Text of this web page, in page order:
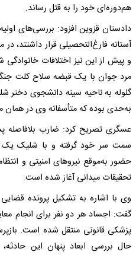
هم‌دوره‌ای خود را به قتل رساند.
دادستان قزوین افزود: بررسی‌های
آستانه فارغ‌التحصیلی قرار داشتند،
و پیش از این نیز اختلافات
مرد جوان با یک قبضه سلاح کلت
گلوله به ناحیه سینه دانشجوی
به‌حدی بوده که متأسفانه وی در
عسگری تصریح کرد: ضارب بلافاصله
سمت سر خود گرفته و با شلیک یک
حضور به‌موقع نیرو‌های امنیتی و
تحقیقات میدانی آغاز شده است.
وی با اشاره به تشکیل پرونده
گفت: اجساد هر دو نفر برای انجام
پزشکی قانونی منتقل شده است.
حال بررسی ابعاد پنهان این